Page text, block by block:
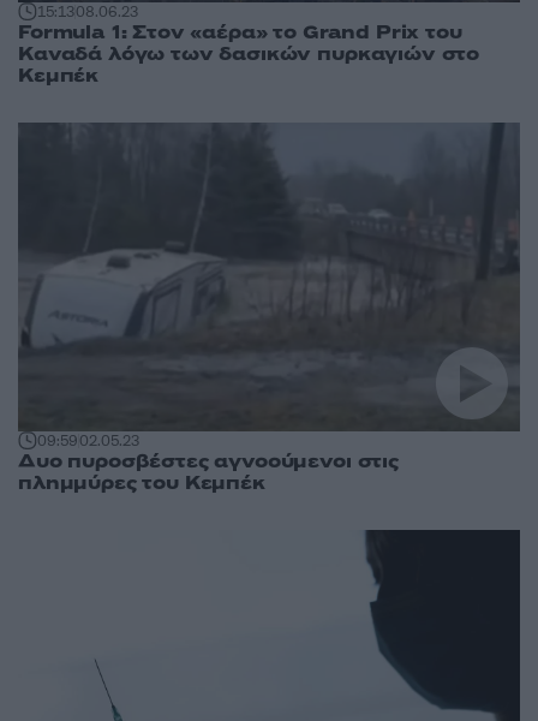
15:1308.06.23
Formula 1: Στον «αέρα» το Grand Prix του
Καναδά λόγω των δασικών πυρκαγιών στο
Κεμπέκ
09:5902.05.23
Δυο πυροσβέστες αγνοούμενοι στις
πλημμύρες του Κεμπέκ